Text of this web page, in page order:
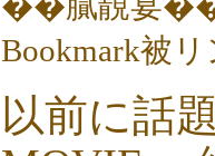
以前に話